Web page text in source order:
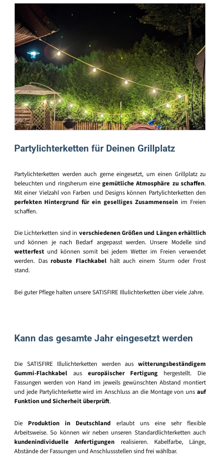
Partylichterketten für Deinen Grillplatz
Partylichterketten werden auch gerne eingesetzt, um einen Grillplatz zu
beleuchten und ringsherum einegemütliche Atmosphäre zu schaffen.
Mit einer Vielzahl von Farben und Designs können Partylichterketten den
perfekten Hintergrund für ein geselliges Zusammensein im Freien
schaffen.
Die Lichterketten sind in verschiedenen Größen und Längen erhältlich
und können je nach Bedarf angepasst werden. Unsere Modelle sind
wetterfest und können somit bei jedem Wetter im Freien verwendet
werden. Dasrobuste Flachkabel hält auch einem Sturm oder Frost
stand.
Bei guter Pflege halten unsere SATISFIRE Illulichterketten über viele Jahre.
Kann das gesamte Jahr eingesetzt werden
Die SATISFIRE Illulichterketten werden aus witterungsbeständigem
Gummi-Flachkabel aus europäischer Fertigung hergestellt. Die
Fassungen werden von Hand im jeweils gewünschten Abstand montiert
und jede Partylichterkette wird im Anschluss an die Montage von uns auf
Funktion und Sicherheit überprüft.
Die Produktion in Deutschland erlaubt uns eine sehr flexible
Arbeitsweise. So können wir neben unseren Standardlichterketten auch
kundenindividuelle Anfertigungen realisieren. Kabelfarbe, Länge,
Abstände der Fassungen und Anschlussstellen sind frei wählbar.